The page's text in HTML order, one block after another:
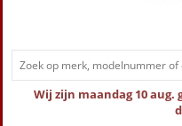
Wij zijn maandag 10